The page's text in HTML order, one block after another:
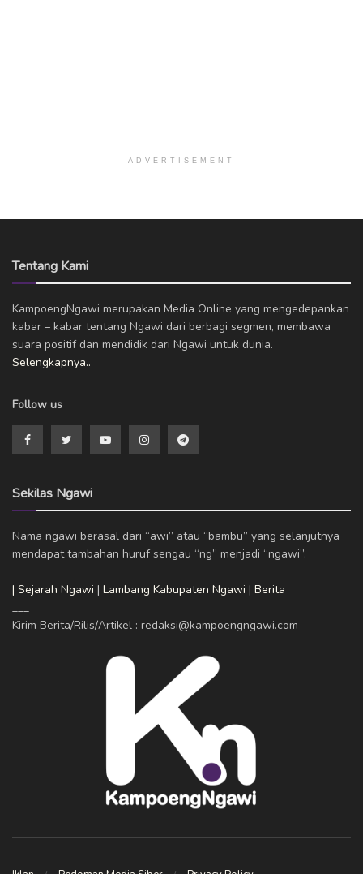
ADVERTISEMENT
Tentang Kami
KampoengNgawi merupakan Media Online yang mengedepankan
kabar – kabar tentang Ngawi dari berbagi segmen, membawa
suara positif dan mendidik dari Ngawi untuk dunia.
Selengkapnya..
Follow us
Sekilas Ngawi
Nama ngawi berasal dari “awi” atau “bambu” yang selanjutnya
mendapat tambahan huruf sengau “ng” menjadi “ngawi”.
| Sejarah Ngawi | Lambang Kabupaten Ngawi | Berita
___
Kirim Berita/Rilis/Artikel : redaksi@kampoengngawi.com